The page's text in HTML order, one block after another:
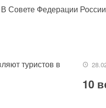
Совете Федерации
10